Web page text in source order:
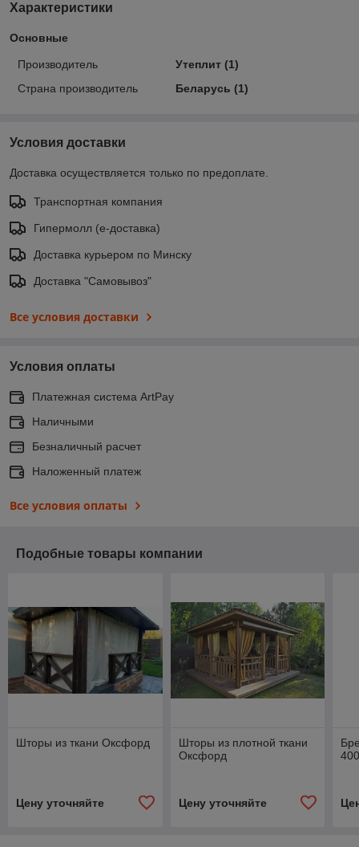
Характеристики
Основные
Производитель
Утеплит (1)
Страна производитель
Беларусь (1)
Условия доставки
Доставка осуществляется только по предоплате.
Транспортная компания
Гипермолл (е-доставка)
Доставка курьером по Минску
Доставка "Самовывоз"
Все условия доставки
Условия оплаты
Платежная система ArtPay
Наличными
Безналичный расчет
Наложенный платеж
Все условия оплаты
Подобные товары компании
Шторы из ткани Оксфорд
Цену уточняйте
Шторы из плотной ткани
Оксфорд
Цену уточняйте